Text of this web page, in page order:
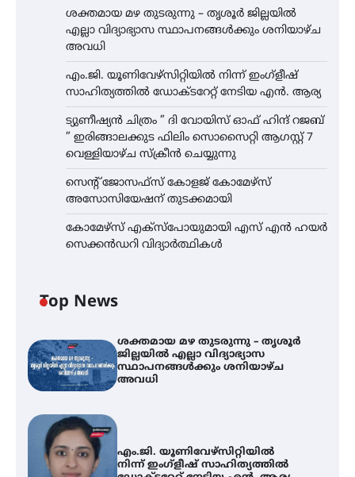
ശക്തമായ മഴ തുടരുന്നു – തൃശൂർ ജില്ലയിൽ
എല്ലാ വിദ്യാഭ്യാസ സ്ഥാപനങ്ങൾക്കും ശനിയാഴ്ച
അവധി
എം.ജി. യൂണിവേഴ്‌സിറ്റിയിൽ നിന്ന് ഇംഗ്ളീഷ്
സാഹിത്യത്തിൽ ഡോക്ടറേറ്റ് നേടിയ എൻ. ആര്യ
ട്യുണീഷ്യൻ ചിത്രം ” ദി വോയിസ് ഓഫ് ഹിന്ദ് റജബ്
” ഇരിങ്ങാലക്കുട ഫിലിം സൊസൈറ്റി ആഗസ്റ്റ് 7
വെള്ളിയാഴ്ച സ്‌ക്രീൻ ചെയ്യുന്നു
സെന്റ് ജോസഫ്സ് കോളജ് കോമേഴ്‌സ്
അസോസിയേഷന് തുടക്കമായി
കോമേഴ്സ് എക്സ്പോയുമായി എസ് എൻ ഹയർ
സെക്കൻഡറി വിദ്യാർത്ഥികൾ
Top News
ശക്തമായ മഴ തുടരുന്നു – തൃശൂർ
ജില്ലയിൽ എല്ലാ വിദ്യാഭ്യാസ
സ്ഥാപനങ്ങൾക്കും ശനിയാഴ്ച
അവധി
എം.ജി. യൂണിവേഴ്‌സിറ്റിയിൽ
നിന്ന് ഇംഗ്ളീഷ് സാഹിത്യത്തിൽ